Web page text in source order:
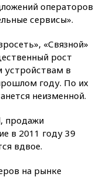
операторов
сервисы».
«Связной»
рост
устройствам в
году. По их
неизменной.
продажи
в 2011 году 39
вдвое.
на рынке